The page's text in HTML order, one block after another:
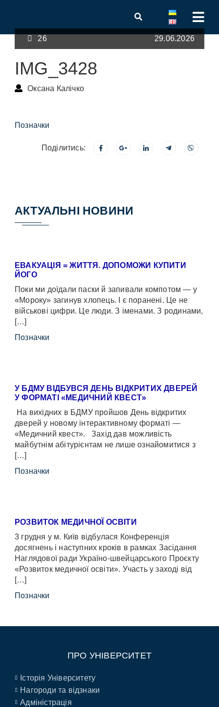
26 29.06.2026
IMG_3428
Оксана Калічко
Позначки
Поділитись:
АКТУАЛЬНІ НОВИНИ
ЕВАКУАЦІЯ = ЖИТТЯ. ДОПОМОЖИ КУПИТИ
ЙОГО
Поки ми доїдали паски й запивали компотом — у
«Мороку» загинув хлопець. І є поранені. Це не
військові цифри. Це люди. З іменами. З родинами,
[…]
Позначки
У БДМУ ВІДБУВСЯ ДЕНЬ ВІДКРИТИХ ДВЕРЕЙ
У ФОРМАТІ «МЕДИЧНИЙ КВЕСТ»
На вихідних в БДМУ пройшов День відкритих
дверей у новому інтерактивному форматі —
«Медичний квест». Захід дав можливість
майбутнім абітурієнтам не лише ознайомитися з
[…]
Позначки
РОЗВИТОК МЕДИЧНОЇ ОСВІТИ
3 грудня у м. Київ відбулася Конференція
досягнень і наступних кроків в рамках Засідання
Наглядової ради Україно-швейцарського Проєкту
«Розвиток медичної освіти». Участь у заході від
[…]
Позначки
ПРО УНІВЕРСИТЕТ
Історія Університету
Нагороди та відзнаки
Адміністрація